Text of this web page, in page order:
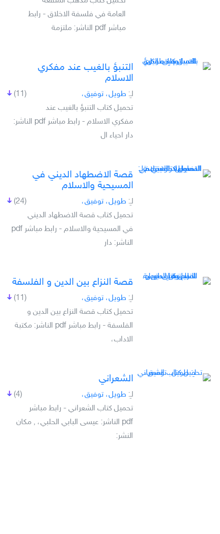
العامة في فلسفة الاخلاق - رابط
مباشر pdf الناشر: ملتزمة
التنبؤ بالغيب عند مفكري
الاسلام
(11) لـِ: طويل، توفيق،
تحميل كتاب التنبؤ بالغيب عند
مفكري الاسلام - رابط مباشر pdf الناشر:
دار احياء ال
قصة الاضطهاد الديني في
المسيحية والاسلام
(24) لـِ: طويل، توفيق،
تحميل كتاب قصة الاضطهاد الديني
في المسيحية والاسلام - رابط مباشر pdf
الناشر: دار
قصة النزاع بين الدين و الفلسفة
(11) لـِ: طويل، توفيق،
تحميل كتاب قصة النزاع بين الدين و
الفلسفة - رابط مباشر pdf الناشر: مكتبة
الاداب،
الشعراني
(4) لـِ: طويل، توفيق،
تحميل كتاب الشعراني - رابط مباشر
pdf الناشر: عيسى البابي الحلبي، , مكان
النشر: